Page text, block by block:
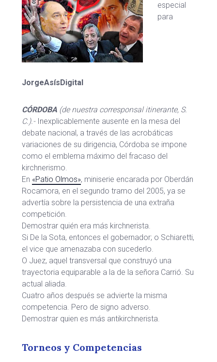
especial
para
JorgeAsísDigital
CÓRDOBA (de nuestra corresponsal itinerante, S.
C.).-Inexplicablemente ausente en la mesa del
debate nacional, a través de las acrobáticas
variaciones de su dirigencia, Córdoba se impone
como el emblema máximo del fracaso del
kirchnerismo.
En «Patio Olmos», miniserie encarada por Oberdán
Rocamora, en el segundo tramo del 2005, ya se
advertía sobre la persistencia de una extraña
competición.
Demostrar quién era más kirchnerista.
Si De la Sota, entonces el gobernador; o Schiaretti,
el vice que amenazaba con sucederlo.
O Juez, aquel transversal que construyó una
trayectoria equiparable a la de la señora Carrió. Su
actual aliada.
Cuatro años después se advierte la misma
competencia. Pero de signo adverso.
Demostrar quien es más antikirchnerista.
Torneos y Competencias